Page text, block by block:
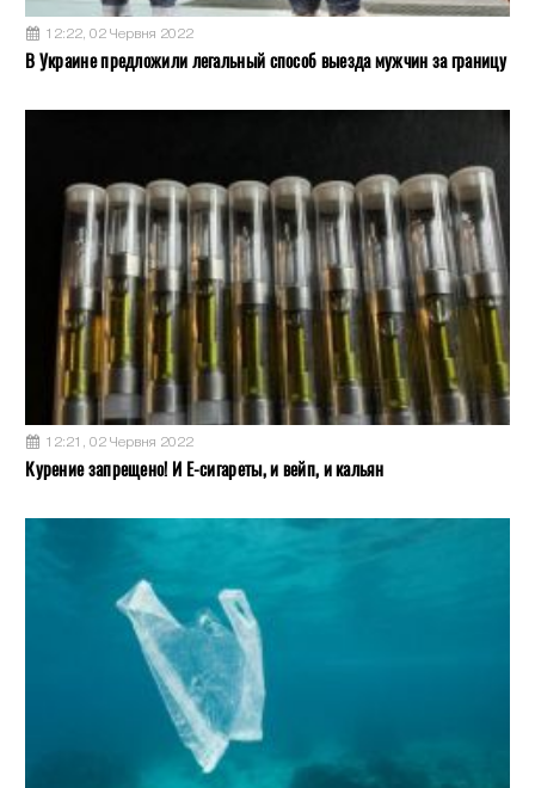
12:22, 02 Червня 2022
В Украине предложили легальный способ выезда мужчин за границу
12:21, 02 Червня 2022
Курение запрещено! И Е-сигареты, и вейп, и кальян